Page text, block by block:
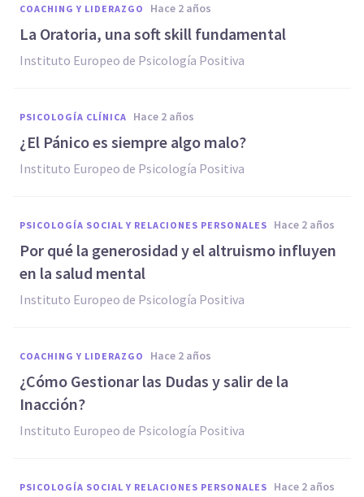
COACHING Y LIDERAZGO hace 2 años
La Oratoria, una soft skill fundamental
Instituto Europeo de Psicología Positiva
PSICOLOGÍA CLÍNICA hace 2 años
¿El Pánico es siempre algo malo?
Instituto Europeo de Psicología Positiva
PSICOLOGÍA SOCIAL Y RELACIONES PERSONALES hace 2 años
Por qué la generosidad y el altruismo influyen
en la salud mental
Instituto Europeo de Psicología Positiva
COACHING Y LIDERAZGO hace 2 años
¿Cómo Gestionar las Dudas y salir de la
Inacción?
Instituto Europeo de Psicología Positiva
PSICOLOGÍA SOCIAL Y RELACIONES PERSONALES hace 2 años